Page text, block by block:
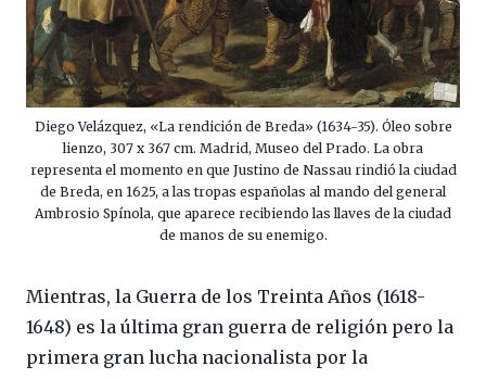
Diego Velázquez, «La rendición de Breda» (1634-35). Óleo sobre
lienzo, 307 x 367 cm. Madrid, Museo del Prado. La obra
representa el momento en que Justino de Nassau rindió la ciudad
de Breda, en 1625, a las tropas españolas al mando del general
Ambrosio Spínola, que aparece recibiendo las llaves de la ciudad
de manos de su enemigo.
Mientras, la Guerra de los Treinta Años (1618-
1648) es la última gran guerra de religión pero la
primera gran lucha nacionalista por la